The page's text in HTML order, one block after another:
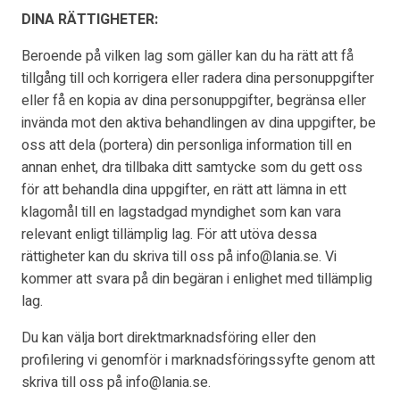
DINA RÄTTIGHETER:
Beroende på vilken lag som gäller kan du ha rätt att få
tillgång till och korrigera eller radera dina personuppgifter
eller få en kopia av dina personuppgifter, begränsa eller
invända mot den aktiva behandlingen av dina uppgifter, be
oss att dela (portera) din personliga information till en
annan enhet, dra tillbaka ditt samtycke som du gett oss
för att behandla dina uppgifter, en rätt att lämna in ett
klagomål till en lagstadgad myndighet som kan vara
relevant enligt tillämplig lag. För att utöva dessa
rättigheter kan du skriva till oss på info@lania.se. Vi
kommer att svara på din begäran i enlighet med tillämplig
lag.
Du kan välja bort direktmarknadsföring eller den
profilering vi genomför i marknadsföringssyfte genom att
skriva till oss på info@lania.se.